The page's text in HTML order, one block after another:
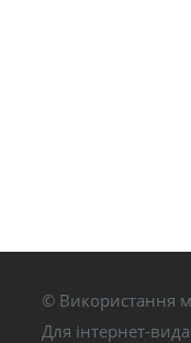
© Використання
Для інтернет-